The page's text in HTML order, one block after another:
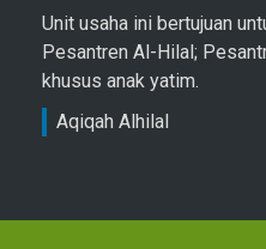
Unit usaha ini bertujuan
Pesantren Al-Hilal;
khusus anak yatim.
Aqiqah Alhilal